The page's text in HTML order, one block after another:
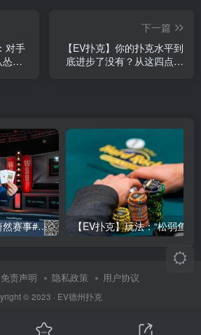
对手
弃
下一篇
【EV扑克】你的扑克水平到
底进步了没有？从这四点就
【EV扑克】恭喜蒲蔚然赛事#65夺冠，收获国人2023WSOP第六条金手链，奖金93万刀！
免责声明 隐私政策 用户协议
© 2023 · EV德州扑克